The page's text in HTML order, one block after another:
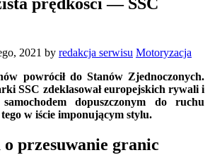
2021 by redakcja serwisu Posted
Motoryzacja
powrócił do Stanów Zjednoczonych.
SSC zdeklasował europejskich rywali i
samochodem dopuszczonym do ruchu
w iście imponującym stylu.
przesuwanie granic